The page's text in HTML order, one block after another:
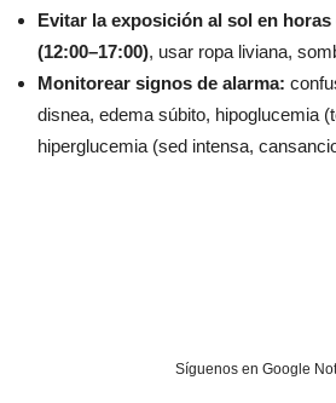
Evitar la exposición al sol en
(12:00–17:00), usar ropa liviana,
Monitorear signos de alarma:
disnea, edema súbito, hipoglucemia
hiperglucemia (sed intensa,
Síguenos en Google